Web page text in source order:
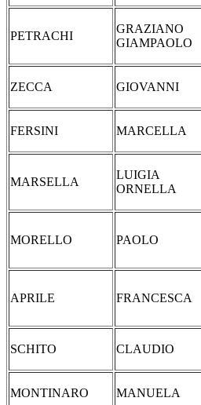
PETRACHI
GRAZIANO
GIAMPAOLO
ZECCA GIOVANNI
FERSINI MARCELLA
MARSELLA
LUIGIA
ORNELLA
MORELLO PAOLO
APRILE FRANCESCA
SCHITO CLAUDIO
MONTINARO MANUELA